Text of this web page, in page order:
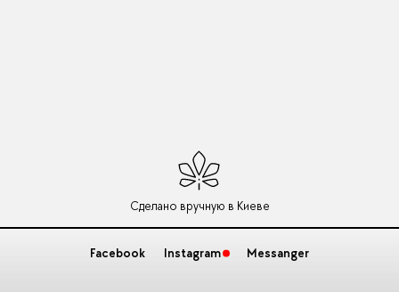
Сделано вручную в Киеве
Facebook Instagram Messanger